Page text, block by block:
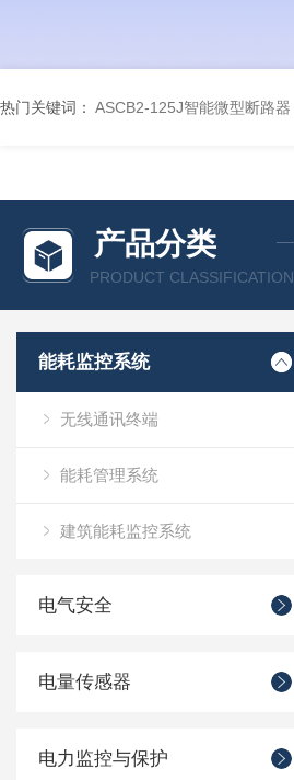
热门关键词： ASCB2-125J智能微型断路器
产品分类
PRODUCT CLASSIFICATION
能耗监控系统
无线通讯终端
能耗管理系统
建筑能耗监控系统
电气安全
电量传感器
电力监控与保护